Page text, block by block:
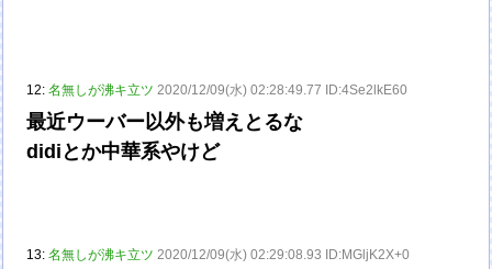
12:名無しが沸キ立ツ 2020/12/09(水) 02:28:49.77 ID:4Se2lkE60
最近ウーバー以外も増えとるな
didiとか中華系やけど
13:名無しが沸キ立ツ 2020/12/09(水) 02:29:08.93 ID:MGljK2X+0